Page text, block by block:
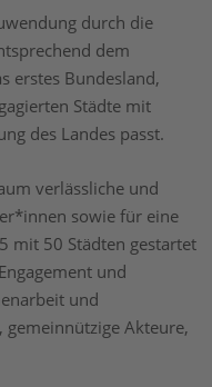
durch die
dem
erstes Bundesland,
Städte mit
des Landes passt.
verlässliche und
sowie für eine
mit 50 Städten gestartet
und
und
gemeinnützige Akteure,